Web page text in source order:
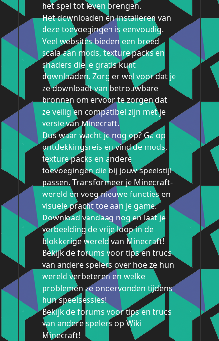
het spel tot leven brengen.
Het downloaden en installeren van
deze toevoegingen is eenvoudig.
Veel websites bieden een breed
scala aan mods, texture packs en
shaders die je gratis kunt
downloaden. Zorg er wel voor dat je
ze downloadt van betrouwbare
bronnen om ervoor te zorgen dat
ze veilig en compatibel zijn met je
versie van Minecraft.
Dus waar wacht je nog op? Ga op
ontdekkingsreis en vind de mods,
texture packs en andere
toevoegingen die bij jouw speelstijl
passen. Transformeer je Minecraft-
wereld en voeg nieuwe functies en
visuele pracht toe aan je game.
Download vandaag nog en laat je
verbeelding de vrije loop in de
blokkerige wereld van Minecraft!
Bekijk de forums voor tips en trucs
van andere spelers over hoe ze hun
wereld verbeteren en welke
problemen ze ondervonden tijdens
hun speelsessies!
Bekijk de forums voor tips en trucs
van andere spelers op Wiki
Minecraft!